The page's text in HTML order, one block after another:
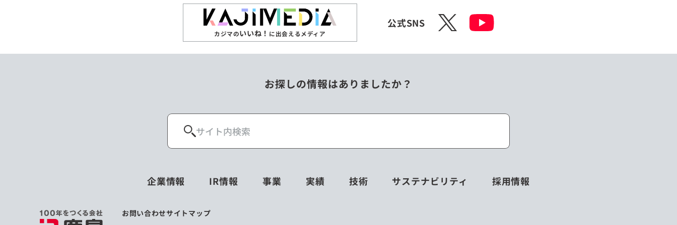
カジマのいいね！ に出会えるメディア
公式SNS X
お探しの情報はありましたか？
企業情報 IR情報 事業 実績 技術 サステナビリティ 採用情報
お問い合わせサイトマップ